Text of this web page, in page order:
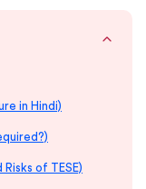
in Hindi)
Risks of TESE)